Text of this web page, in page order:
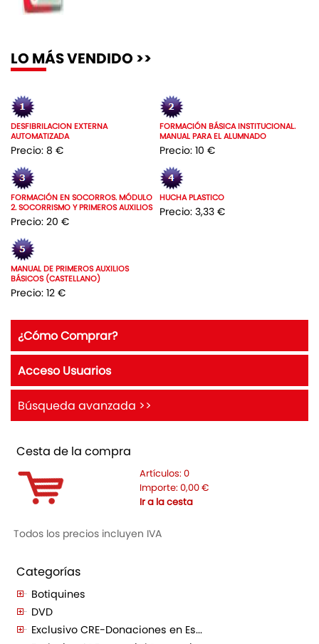
LO MÁS VENDIDO >>
DESFIBRILACION EXTERNA
AUTOMATIZADA
Precio: 8 €
FORMACIÓN BÁSICA INSTITUCIONAL.
MANUAL PARA EL ALUMNADO
Precio: 10 €
FORMACIÓN EN SOCORROS. MÓDULO
2. SOCORRISMO Y PRIMEROS AUXILIOS
Precio: 20 €
HUCHA PLASTICO
Precio: 3,33 €
MANUAL DE PRIMEROS AUXILIOS
BÁSICOS (CASTELLANO)
Precio: 12 €
¿Cómo Comprar?
Acceso Usuarios
Búsqueda avanzada >>
Cesta de la compra
Artículos: 0
Importe: 0,00 €
Ir a la cesta
Todos los precios incluyen IVA
Categorías
Botiquines
DVD
Exclusivo CRE-Donaciones en Es...